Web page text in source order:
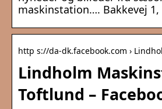
maskinstation…. Bakkevej 1,
http s://da-dk.facebook.com ›
Lindholm
Toftlund –